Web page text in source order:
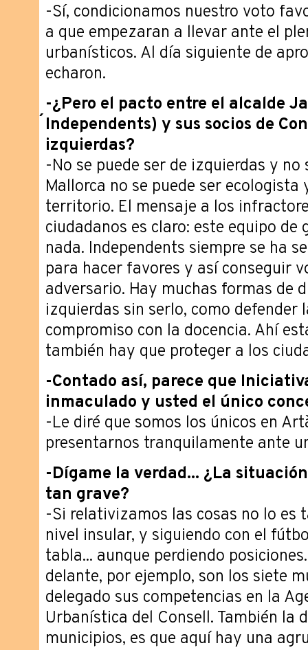
-Sí, condicionamos nuestro voto
a que empezaran a llevar ante el
urbanísticos. Al día siguiente de
echaron.
-¿Pero el pacto entre el alcalde
´Independents) y sus socios de
izquierdas?
-No se puede ser de izquierdas y no
Mallorca no se puede ser ecologista
territorio. El mensaje a los
ciudadanos es claro: este equipo de
nada. Independents siempre se ha
para hacer favores y así conseguir
adversario. Hay muchas formas de
izquierdas sin serlo, como defender
compromiso con la docencia. Ahí
también hay que proteger a los
-Contado así, parece que
inmaculado y usted el único
-Le diré que somos los únicos en
presentarnos tranquilamente ante
-Dígame la verdad... ¿La
tan grave?
-Si relativizamos las cosas no lo es
nivel insular, y siguiendo con el
tabla... aunque perdiendo
delante, por ejemplo, son los siete
delegado sus competencias en la
Urbanística del Consell. También la
municipios, es que aquí hay una